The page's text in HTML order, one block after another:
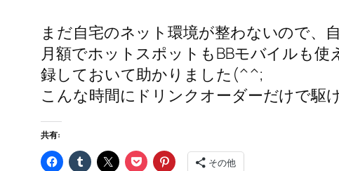
まだ自宅のネット環境が整わないので、
月額でホットスポットもBBモバイルも
録しておいて助かりました(^^;
こんな時間にドリンクオーダーだけで駆
共有:
その他